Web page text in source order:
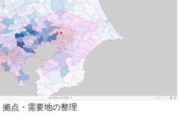
点・需要地の整理